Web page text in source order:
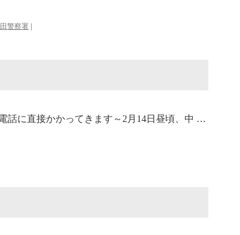
警察署 |
話に直接かかってきます～2月14日昼頃、中 …